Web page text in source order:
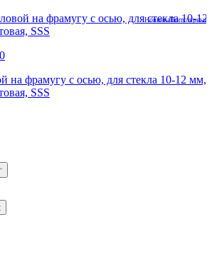
НовинкаПопулярные
на фрамугу с осью, для стекла 10-12 мм,
SSS